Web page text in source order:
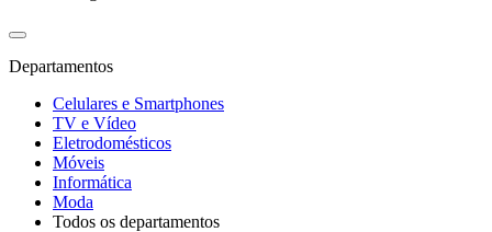
Departamentos
Celulares e Smartphones
TV e Vídeo
Eletrodomésticos
Móveis
Informática
Moda
Todos os departamentos